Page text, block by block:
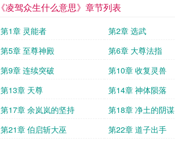
《凌驾众生什么意思》章节列表
第1章 灵能者 第2章 选武
第5章 至尊神殿
第6章 大尊法指
第9章 连续突破
第10章 收复灵兽
第13章 天尊
第14章 神体陨落
第17章 余岚岚的坚持
第18章 净土的阴谋
第21章 伯启斩大巫
第22章 道子出手